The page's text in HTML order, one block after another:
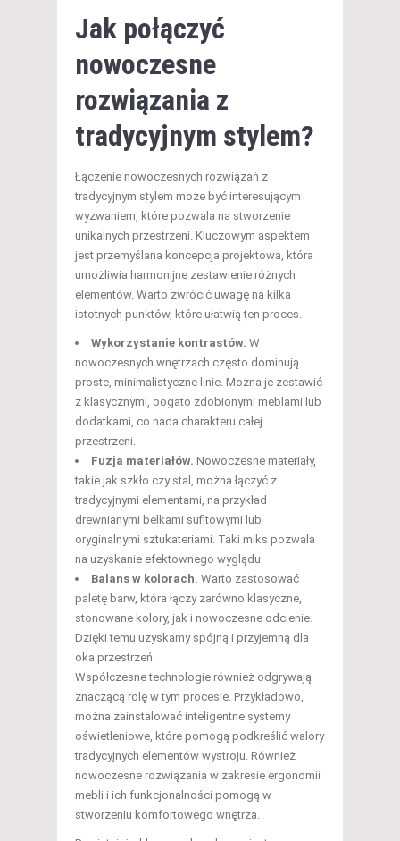
Jak połączyć
nowoczesne
rozwiązania z
tradycyjnym stylem?
Łączenie nowoczesnych rozwiązań z
tradycyjnym stylem może być interesującym
wyzwaniem, które pozwala na stworzenie
unikalnych przestrzeni. Kluczowym aspektem
jest przemyślana koncepcja projektowa, która
umożliwia harmonijne zestawienie różnych
elementów. Warto zwrócić uwagę na kilka
istotnych punktów, które ułatwią ten proces.
Wykorzystanie kontrastów. W
nowoczesnych wnętrzach często dominują
proste, minimalistyczne linie. Można je zestawić
z klasycznymi, bogato zdobionymi meblami lub
dodatkami, co nada charakteru całej
przestrzeni.
Fuzja materiałów. Nowoczesne materiały,
takie jak szkło czy stal, można łączyć z
tradycyjnymi elementami, na przykład
drewnianymi belkami sufitowymi lub
oryginalnymi sztukateriami. Taki miks pozwala
na uzyskanie efektownego wyglądu.
Balans w kolorach. Warto zastosować
paletę barw, która łączy zarówno klasyczne,
stonowane kolory, jak i nowoczesne odcienie.
Dzięki temu uzyskamy spójną i przyjemną dla
oka przestrzeń.
Współczesne technologie również odgrywają
znaczącą rolę w tym procesie. Przykładowo,
można zainstalować inteligentne systemy
oświetleniowe, które pomogą podkreślić walory
tradycyjnych elementów wystroju. Również
nowoczesne rozwiązania w zakresie ergonomii
mebli i ich funkcjonalności pomogą w
stworzeniu komfortowego wnętrza.